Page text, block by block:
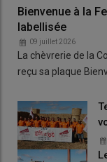
Bienvenue à la
labellisée
09 juillet 2026
La chèvrerie de la
reçu sa plaque